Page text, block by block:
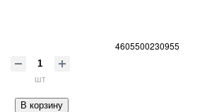
4605500230955
шт
В корзину